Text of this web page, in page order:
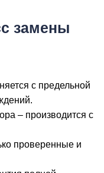
замены
с предельной
– производится с
проверенные и